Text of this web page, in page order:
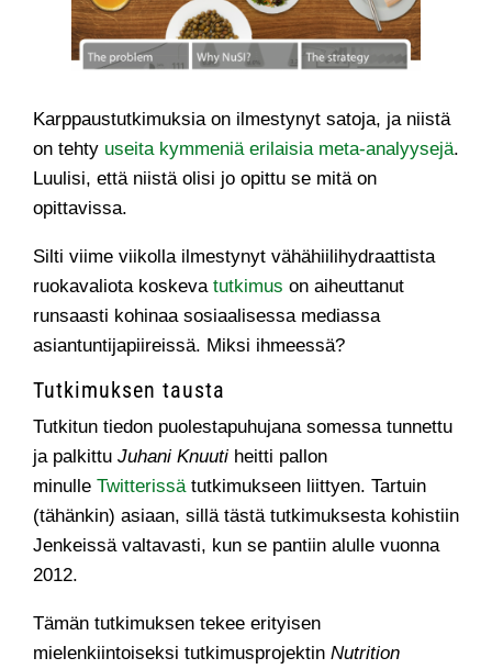
Karppaustutkimuksia on ilmestynyt satoja, ja niistä
on tehty useita kymmeniä erilaisia meta-analyysejä.
Luulisi, että niistä olisi jo opittu se mitä on
opittavissa.
Silti viime viikolla ilmestynyt vähähiilihydraattista
ruokavaliota koskeva tutkimus on aiheuttanut
runsaasti kohinaa sosiaalisessa mediassa
asiantuntijapiireissä. Miksi ihmeessä?
Tutkimuksen tausta
Tutkitun tiedon puolestapuhujana somessa tunnettu
ja palkittu Juhani Knuutiheitti pallon
minulle Twitterissätutkimukseen liittyen. Tartuin
(tähänkin) asiaan, sillä tästä tutkimuksesta kohistiin
Jenkeissä valtavasti, kun se pantiin alulle vuonna
2012.
Tämän tutkimuksen tekee erityisen
mielenkiintoiseksi tutkimusprojektin Nutrition